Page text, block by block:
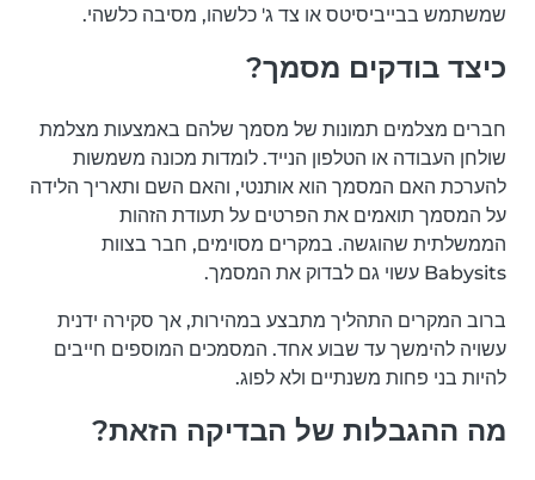
שמשתמש בבייביסיטס או צד ג' כלשהו, מסיבה כלשהי.
כיצד בודקים מסמך?
חברים מצלמים תמונות של מסמך שלהם באמצעות מצלמת
שולחן העבודה או הטלפון הנייד. לומדות מכונה משמשות
להערכת האם המסמך הוא אותנטי, והאם השם ותאריך הלידה
על המסמך תואמים את הפרטים על תעודת הזהות
הממשלתית שהוגשה. במקרים מסוימים, חבר בצוות
Babysits עשוי גם לבדוק את המסמך.
ברוב המקרים התהליך מתבצע במהירות, אך סקירה ידנית
עשויה להימשך עד שבוע אחד. המסמכים המוספים חייבים
להיות בני פחות משנתיים ולא לפוג.
מה ההגבלות של הבדיקה הזאת?